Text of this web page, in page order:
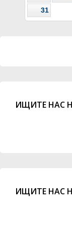
31
ИЩИТЕ НАС
ИЩИТЕ НАС